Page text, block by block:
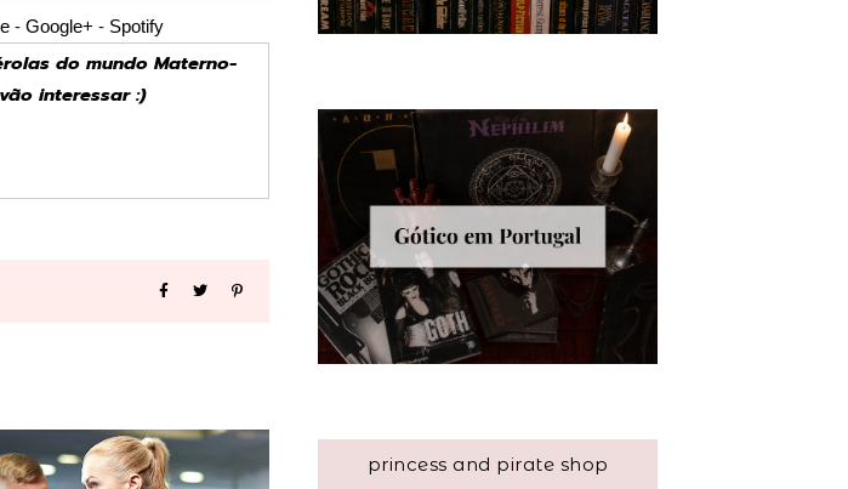
- Google+ - Spotify
do mundo Materno-
interessar :)
princess and pirate shop